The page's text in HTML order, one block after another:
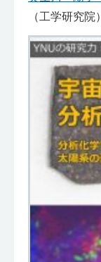
（工学研究院）